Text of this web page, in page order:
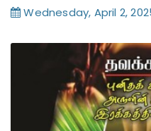
Wednesday, April 2,